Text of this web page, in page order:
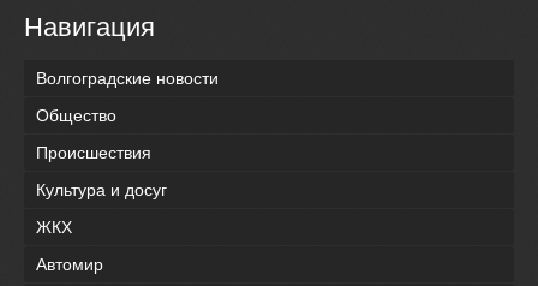
Навигация
Волгоградские новости
Общество
Происшествия
Культура и досуг
ЖКХ
Автомир